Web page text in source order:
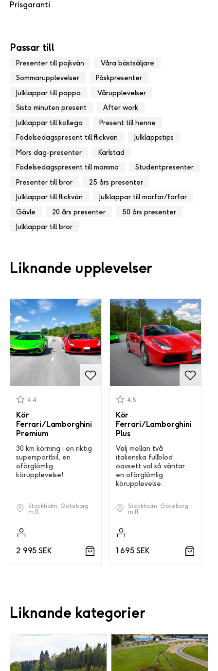
Prisgaranti
Passar till
Presenter till pojkvän
Våra bästsäljare
Sommarupplevelser
Påskpresenter
Julklappar till pappa
Vårupplevelser
Sista minuten present
After work
Julklappar till kollega
Present till henne
Födelsedagspresent till flickvän
Julklappstips
Mors dag-presenter
Karlstad
Födelsedagspresent till mamma
Studentpresenter
Presenter till bror
25 års presenter
Julklappar till flickvän
Julklappar till morfar/farfar
Gävle
20 års presenter
50 års presenter
Julklappar till bror
Liknande upplevelser
Kör
Ferrari/Lamborghini
Premium
4.4
30 km körning i en riktig
supersportbil, en
oförglömlig
körupplevelse!
Stockholm, Göteborg
m.fl.
2 995 SEK
Kör
Ferrari/Lamborghini
Plus
4.5
Välj mellan två
italienska fullblod,
oavsett val så väntar
en oförglömlig
körupplevelse.
Stockholm, Göteborg
m.fl.
1 695 SEK
Liknande kategorier